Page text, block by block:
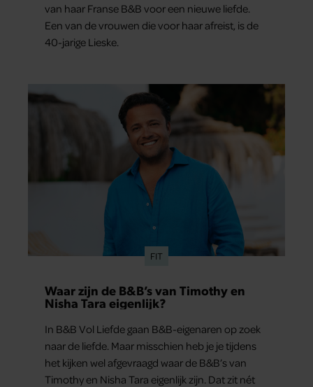
van haar Franse B&B voor een nieuwe liefde.
Een van de vrouwen die voor haar afreist, is de
40-jarige Lieske.
FIT
Waar zijn de B&B’s van Timothy en
Nisha Tara eigenlijk?
In B&B Vol Liefde gaan B&B-eigenaren op zoek
naar de liefde. Maar misschien heb je je tijdens
het kijken wel afgevraagd waar de B&B’s van
Timothy en Nisha Tara eigenlijk zijn. Dat zit nét